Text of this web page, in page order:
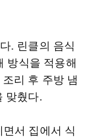
. 린클의 음식
방식을 적용해
리 후 주방 냄
맞췄다.
서 집에서 식